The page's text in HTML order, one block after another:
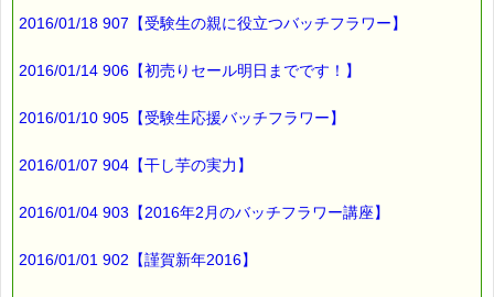
2016/01/18 907【受験生の親に役立つバッチフラワー】
2016/01/14 906【初売りセール明日までです！】
2016/01/10 905【受験生応援バッチフラワー】
2016/01/07 904【干し芋の実力】
2016/01/04 903【2016年2月のバッチフラワー講座】
2016/01/01 902【謹賀新年2016】